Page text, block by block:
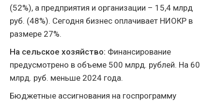
(52%), а предприятия и организации – 15,4 млрд
руб. (48%). Сегодня бизнес оплачивает НИОКР в
размере 27%.
На сельское хозяйство: Финансирование
предусмотрено в объеме 500 млрд. рублей. На 60
млрд. руб. меньше 2024 года.
Бюджетные ассигнования на госпрограмму